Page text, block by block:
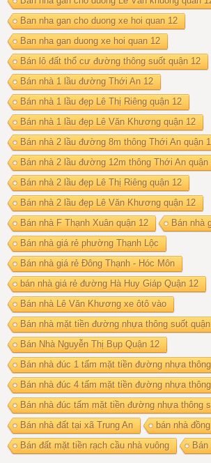
Ban nha gan cho duong xe hoi quan 12
Ban nha gan duong xe hoi quan 12
Bán lô đất thổ cư đường thông suốt quận 12
Bán nhà 1 lầu đường Thới An 12
Bán nhà 1 lầu đẹp Lê Thị Riêng quận 12
Bán nhà 1 lầu đẹp Lê Văn Khương quận 12
Bán nhà 2 lầu đường 8m thông Thới An quận
Bán nhà 2 lầu đường 12m thông Thới An quận
Bán nhà 2 lầu đẹp Lê Thị Riêng quận 12
Bán nhà 2 lầu đẹp Lê Văn Khương quận 12
Bán nhà F Thạnh Xuân quận 12
Bán nhà
Bán nhà giá rẻ phường Thạnh Lộc
Bán nhà giá rẻ Đông Thạnh - Hóc Môn
bán nhà giá rẻ đường Hà Huy Giáp Quận 12
Bán nhà Lê Văn Khương xe ôtô vào
Bán nhà mặt tiền đường nhựa thông suốt
Bán Nhà Nguyễn Thị Bụp Quận 12
Bán nhà đúc 1 tấm mặt tiền đường nhựa
Bán nhà đúc 4 tấm mặt tiền đường nhựa
Bán nhà đúc tấm mặt tiền đường nhựa thông
Bán nhà đất tại xã Trung An
bán nhà
Bán đất mặt tiền rạch cầu nhà vuông